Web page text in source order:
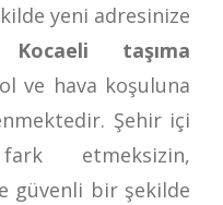
yeni adresinize
taşıma
ve hava koşuluna
Şehir içi
etmeksizin,
güvenli bir şekilde